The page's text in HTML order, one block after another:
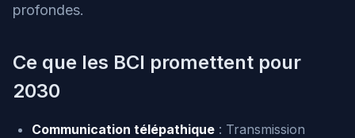
profondes.
Ce que les BCI promettent pour
2030
Communication télépathique : Transmission